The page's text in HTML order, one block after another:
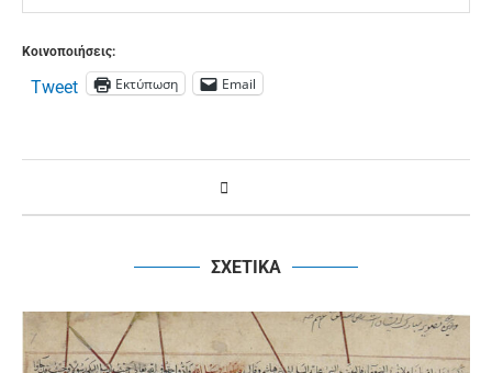
Κοινοποιήσεις:
Tweet Εκτύπωση Email
ΣΧΕΤΙΚΑ